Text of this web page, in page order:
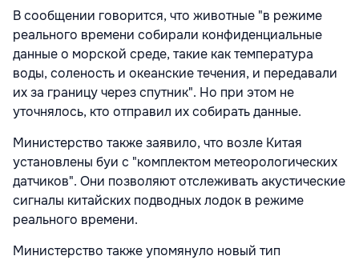
В сообщении говорится, что животные "в режиме
реального времени собирали конфиденциальные
данные о морской среде, такие как температура
воды, соленость и океанские течения, и передавали
их за границу через спутник". Но при этом не
уточнялось, кто отправил их собирать данные.
Министерство также заявило, что возле Китая
установлены буи с "комплектом метеорологических
датчиков". Они позволяют отслеживать акустические
сигналы китайских подводных лодок в режиме
реального времени.
Министерство также упомянуло новый тип